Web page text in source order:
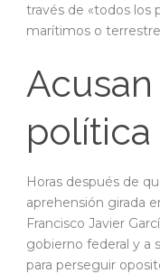
través de «todos los
marítimos o
política
Horas después de
aprehensión girada
Francisco Javier
gobierno federal y a
para perseguir